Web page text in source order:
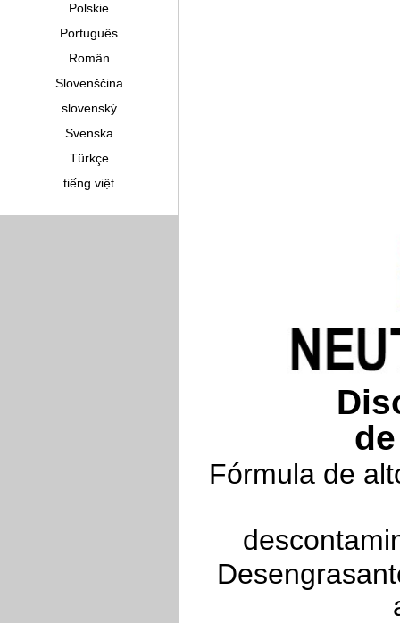
Polskie
Português
Român
Slovenščina
slovenský
Svenska
Türkçe
tiếng việt
Fórmula de